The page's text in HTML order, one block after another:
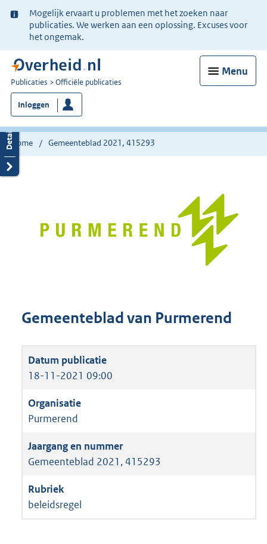
Ter
informatie:
Mogelijk ervaart u problemen met het zoeken naar
publicaties. We werken aan een oplossing. Excuses voor
het ongemak.
Menu
U
bent
nu
hier:
Publicaties Officiële publicaties
Inloggen
Home Gemeenteblad 2021, 415293
Gemeenteblad van Purmerend
18-11-2021 09:00
Purmerend
Gemeenteblad 2021, 415293
beleidsregel